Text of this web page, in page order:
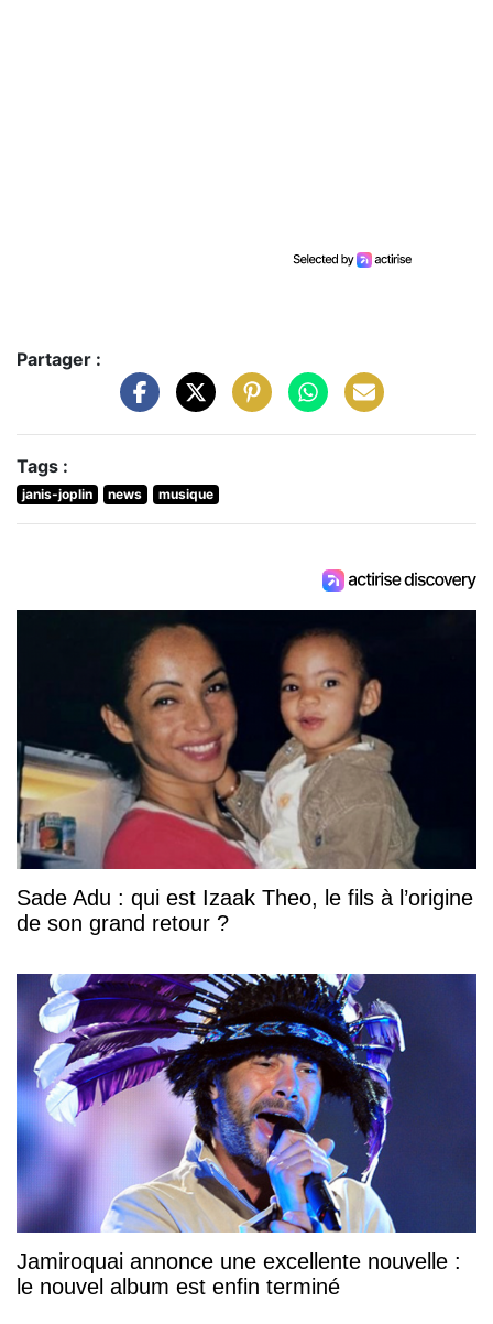
Partager :
Tags :
janis-joplin news musique
Sade Adu : qui est Izaak Theo, le fils à l’origine
de son grand retour ?
Jamiroquai annonce une excellente nouvelle :
le nouvel album est enfin terminé